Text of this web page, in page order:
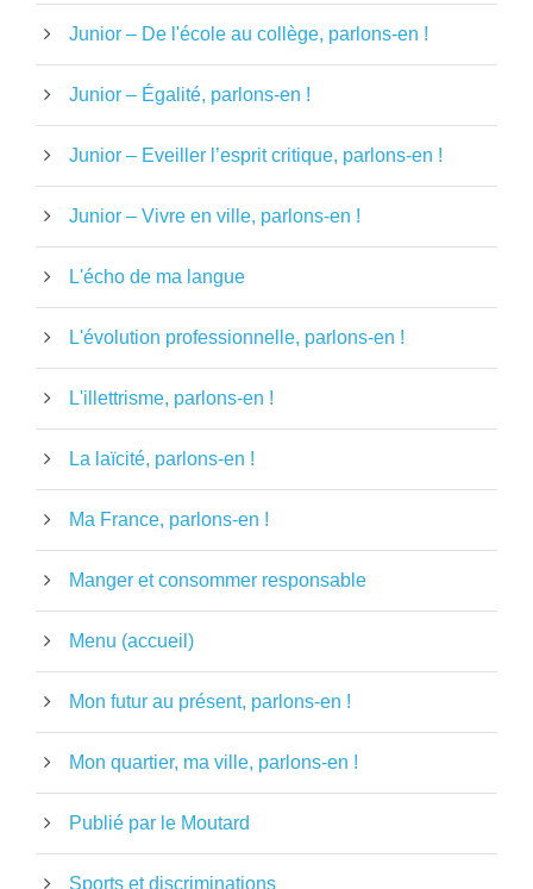
Junior – De l'école au collège, parlons-en !
Junior – Égalité, parlons-en !
Junior – Eveiller l’esprit critique, parlons-en !
Junior – Vivre en ville, parlons-en !
L'écho de ma langue
L'évolution professionnelle, parlons-en !
L'illettrisme, parlons-en !
La laïcité, parlons-en !
Ma France, parlons-en !
Manger et consommer responsable
Menu (accueil)
Mon futur au présent, parlons-en !
Mon quartier, ma ville, parlons-en !
Publié par le Moutard
Sports et discriminations